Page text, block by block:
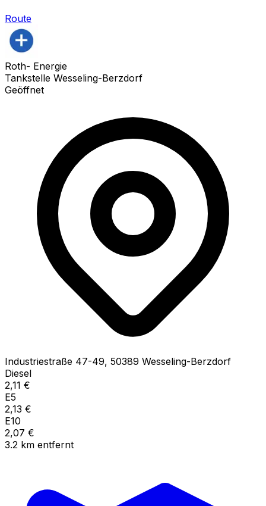
Route
Roth- Energie
Tankstelle Wesseling-Berzdorf
Geöffnet
Industriestraße 47-49, 50389 Wesseling-Berzdorf
Diesel
2,11 €
E5
2,13 €
E10
2,07 €
3.2 km entfernt